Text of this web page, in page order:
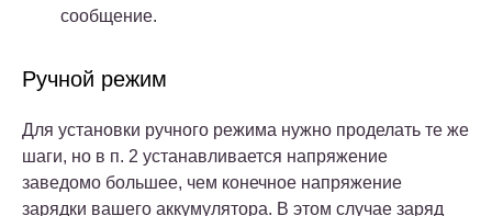
сообщение.
Ручной режим
Для установки ручного режима нужно проделать те же
шаги, но в п. 2 устанавливается напряжение
заведомо большее, чем конечное напряжение
зарядки вашего аккумулятора. В этом случае заряд